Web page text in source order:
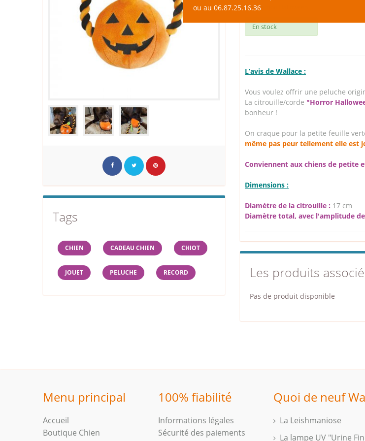
ou au 06.87.25.16.36
Tags
CHIEN CADEAU CHIEN CHIOT
JOUET PELUCHE RECORD
Sélection Halloween
En stock
L’avis de Wallace :
Vous voulez offrir une peluche
La citrouille/corde "Horror
bonheur !
On craque pour la petite feuille
même pas peur tellement elle est
Conviennent aux chiens de petite
Dimensions :
Diamètre de la citrouille : 17 cm
Diamètre total, avec l'amplitude
Les produits
Pas de produit disponible
Menu principal
Accueil
Boutique Chien
100% fiabilité
Informations légales
Sécurité des paiements
Quoi de neuf
La Leishmaniose
La lampe UV "Urine